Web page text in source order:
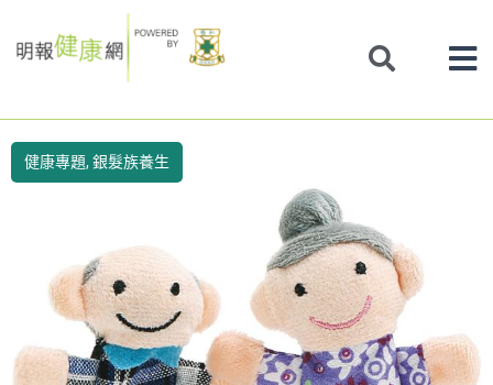
to
健康專題,銀髮族養生